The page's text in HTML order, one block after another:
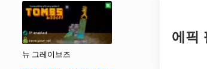
뉴 그레이브즈
에픽